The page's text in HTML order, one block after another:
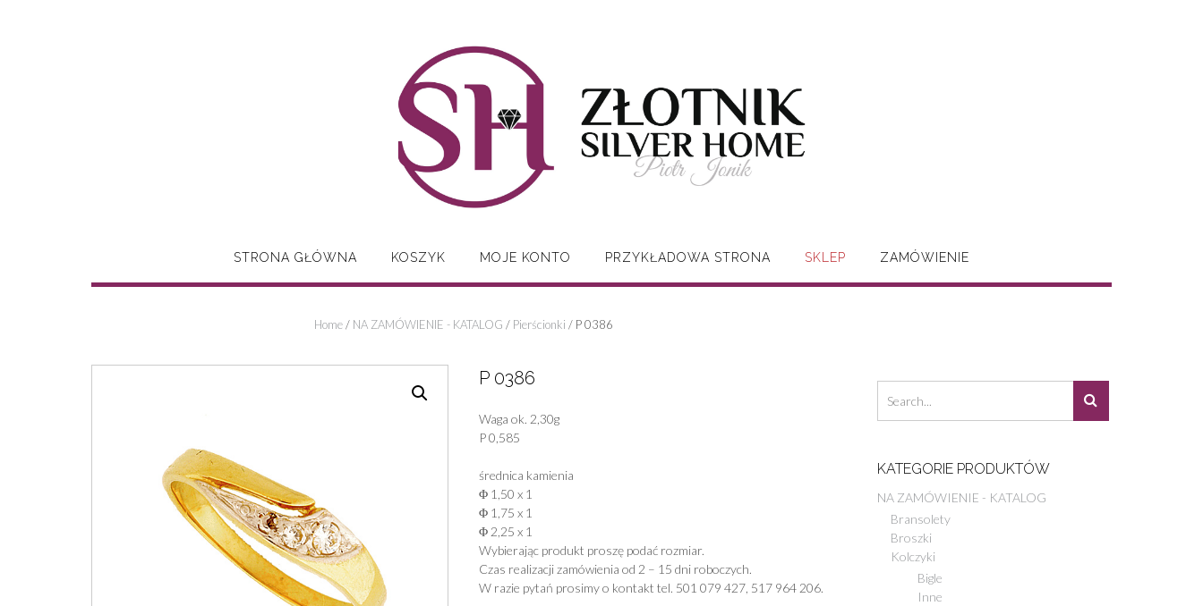
STRONA GŁÓWNA KOSZYK MOJE KONTO PRZYKŁADOWA STRONA SKLEP ZAMÓWIENIE
Home/ NA ZAMÓWIENIE - KATALOG / Pierścionki / P 0386
P 0386
Waga ok. 2,30g
P 0,585
średnica kamienia
Φ 1,50 x 1
Φ 1,75 x 1
Φ 2,25 x 1
Wybierając produkt proszę podać rozmiar.
Czas realizacji zamówienia od 2 – 15 dni roboczych.
W razie pytań prosimy o kontakt tel. 501 079 427, 517 964 206.
KATEGORIE PRODUKTÓW
NA ZAMÓWIENIE - KATALOG
Bransolety
Broszki
Kolczyki
Bigle
Inne